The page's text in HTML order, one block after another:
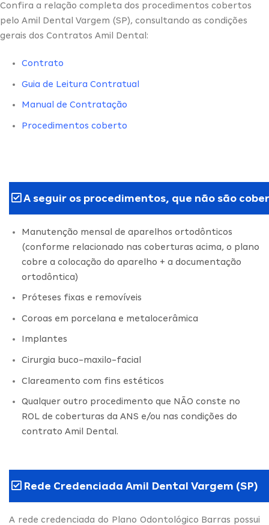
Confira a relação completa dos procedimentos cobertos
pelo Amil Dental Vargem (SP), consultando as condições
gerais dos Contratos Amil Dental:
Contrato
Guia de Leitura Contratual
Manual de Contratação
Procedimentos coberto
A seguir os procedimentos, que não são
Manutenção mensal de aparelhos ortodônticos
(conforme relacionado nas coberturas acima, o plano
cobre a colocação do aparelho + a documentação
ortodôntica)
Próteses fixas e removíveis
Coroas em porcelana e metalocerâmica
Implantes
Cirurgia buco-maxilo-facial
Clareamento com fins estéticos
Qualquer outro procedimento que NÃO conste no
ROL de coberturas da ANS e/ou nas condições do
contrato Amil Dental.
Rede Credenciada Amil Dental Vargem (SP)
A rede credenciada do Plano Odontológico Barras possui